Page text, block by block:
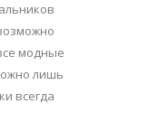
модные
лишь
всегда